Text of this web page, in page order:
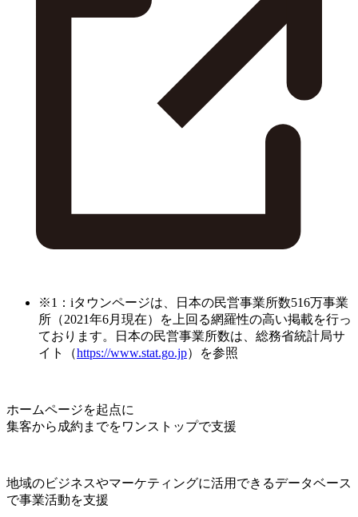
※1：iタウンページは、日本の民営事業所数516万事業
所（2021年6月現在）を上回る網羅性の高い掲載を行っ
ております。日本の民営事業所数は、総務省統計局サ
イト（https://www.stat.go.jp）を参照
ホームページを起点に
集客から成約までをワンストップで支援
地域のビジネスやマーケティングに活用できるデータベース
で事業活動を支援